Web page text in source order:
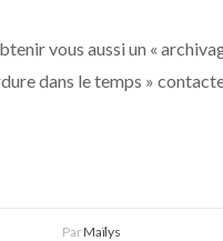
vous aussi un «
dans le temps »
ParMaïlys